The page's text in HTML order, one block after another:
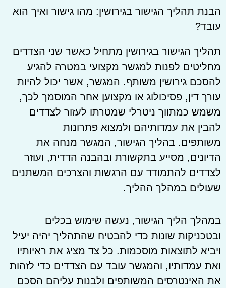
הבנת תהליך הגישור בגירושין: מהו גישור ואיך הוא
עובד?
תהליך הגישור בגירושין מתחיל כאשר שני הצדדים
מחליטים לפנות למגשר מקצועי במטרה להגיע
להסכם גירושין משותף. המגשר, אשר יכול להיות
עורך דין, פסיכולוג או מקצוען אחר המוסמך לכך,
משמש כמתווך ניטרלי שמטרתו לעזור לצדדים
להבין את עמדותיהם ולמצוא פתרונות
משותפים. בהליך הגישור, המגשר מנחה את
הדיונים, מסייע בתקשורת ובהבנה הדדית, ועוזר
לצדדים להתמודד עם הרגשות והצרכים המשתנים
שעולים במהלך ההליך.
במהלך הליך הגישור, נעשה שימוש בכלים
ובטכניקות שונות כדי להבטיח שהתהליך יהיה יעיל
ויביא לתוצאות מוסכמות. כל צד מציג את ראיותיו
ואת עמדותיו, והמגשר עובד עם הצדדים כדי לזהות
את האינטרסים המשותפים ולבנות עליהם הסכם